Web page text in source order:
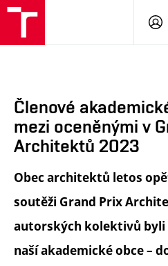
Členové
mezi oceněnými v
Architektů 2023
Obec architektů letos
soutěži Grand Prix
autorských kolektivů byli
naší akademické obce –